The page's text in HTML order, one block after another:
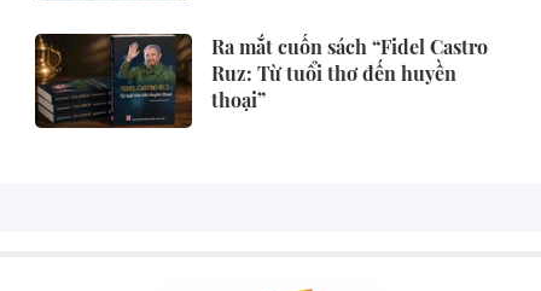
Ra mắt cuốn sách “Fidel Castro
Ruz: Từ tuổi thơ đến huyền
thoại”